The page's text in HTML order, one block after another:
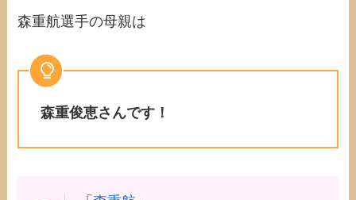
森重航選手の母親は
森重俊恵さんです！